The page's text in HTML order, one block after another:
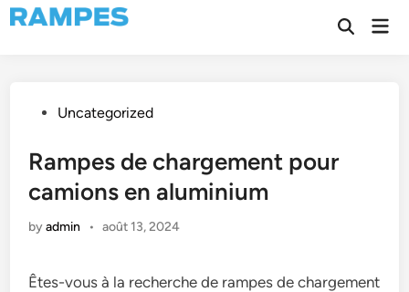
Skip
to
Open
PostedUncategorized
Rampes de chargement pour
camions en aluminium
byadmin • août 13, 2024
Êtes-vous à la recherche de rampes de chargement